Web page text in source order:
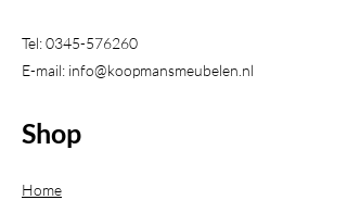
Tel:0345-576260
E-mail: info@koopmansmeubelen.nl
Shop
Home